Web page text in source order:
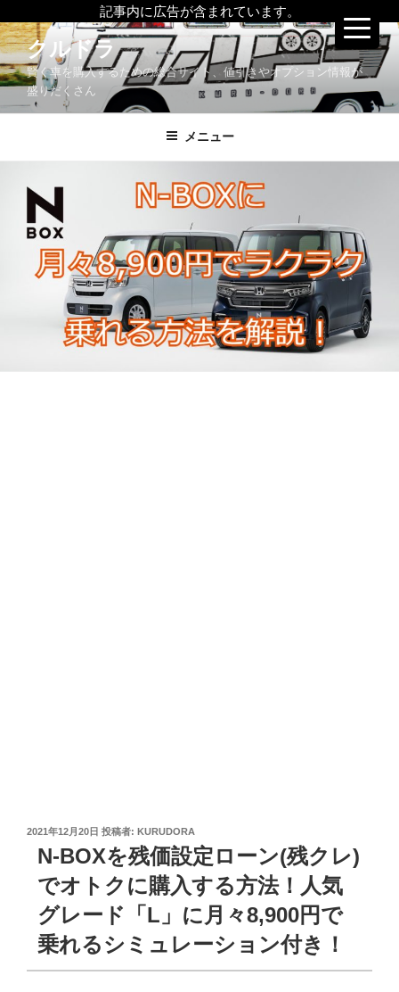
記事内に広告が含まれています。
コ
ン
テ
ツ
ス
クルドラ
賢く車を購入するための総合サイト、値引きやオプション情報が
盛りだくさん
メニュー
投
日:
2021年12月20日 投稿者: KURUDORA
N-BOXを残価設定ローン(残クレ)
でオトクに購入する方法！人気
グレード「L」に月々8,900円で
乗れるシミュレーション付き！